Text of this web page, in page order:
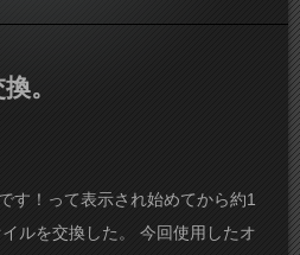
。
す！って表示され始めてから約1
ルを交換した。 今回使用したオ